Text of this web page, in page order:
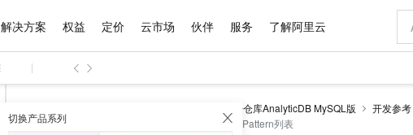
解决方案 权益 定价 云市场 伙伴 服务 了解阿里云
切换产品系列
云原生数据仓库AnalyticDB MySQL版 开发参考
诊断优化
DescribeSQLPatterns - 查询SQL Pattern列表
精选产品
大模型服务平台百炼 域名与网站
精选解决方案
睿译宝，AI翻译排版一步到位
普惠上云
普惠上云 官方力荐
AI 特惠
智启 AI 普惠权益
产品定价
了解云产品的定价详情
价格计算器
自助选配和估算价格
精选商城
网站建设
数据与 API
数据集
成为销售伙伴
分销伙伴
成为产品伙伴
产品生态集成认证中心
售前咨询
在线服务
企业增值服务
企业支持计划
为什么选择阿里云
什么是云计算
最佳实践
云上春晚